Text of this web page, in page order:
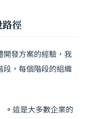
徑
開發方案的經驗，我
段，每個階段的組織
。 這是大多數企業的